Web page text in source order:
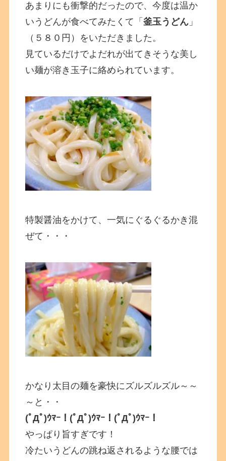
あまりにも衝撃的だったので、今度は温か
いうどんが食べてみたくて「釜玉うどん 」
（５８０円）をいただきました。
見ているだけでよだれが出てきそうな美し
い麺が溶き玉子に絡められています。
特製醤油をかけて、一気にぐるぐるかき混
ぜて・・・
かなり太目の麺を豪快にズルズルズル～～
～と・・
(ﾟДﾟ)ｳﾏｰ！(ﾟДﾟ)ｳﾏｰ！(ﾟДﾟ)ｳﾏｰ！
やっぱり旨すぎです！
冷たいうどんの跳ね返されるような腰では